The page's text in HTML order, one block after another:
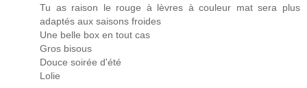
Tu as raison le rouge à lèvres à couleur mat sera plus
adaptés aux saisons froides
Une belle box en tout cas
Gros bisous
Douce soirée d'été
Lolie